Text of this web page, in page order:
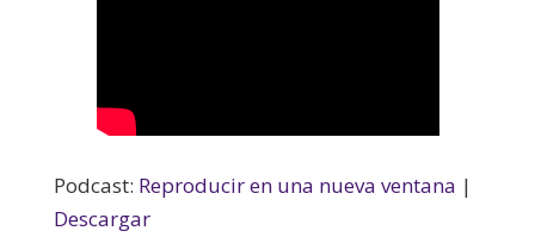
Podcast: Reproducir en una nueva ventana |
Descargar